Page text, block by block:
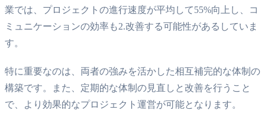
業では、プロジェクトの進行速度が平均して55%向上し、コ
ミュニケーションの効率も2.改善する可能性があるしていま
す。
特に重要なのは、両者の強みを活かした相互補完的な体制の
構築です。また、定期的な体制の見直しと改善を行うこと
で、より効果的なプロジェクト運営が可能となります。